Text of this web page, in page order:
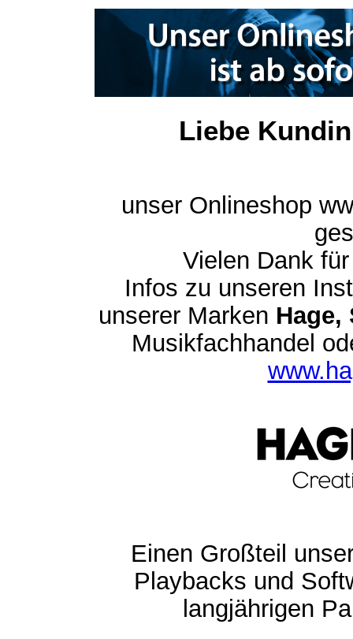
Liebe
unser Onlineshop
Vielen Dank
Infos zu unseren
unserer Marken Hage,
Musikfachhandel
Einen Großteil
Playbacks und
langjährigen